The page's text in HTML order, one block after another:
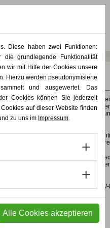
MERKLISTE (0)
Etagen besticht vor allem durch
auf der ersten Etage,
und hohe Decken vermitteln Weite
sorgen zudem ebenso für
der Künstlerin Karin
L-förmigen Zimmers sind ein
spielen, in die umliegende Natur
lassen.
außerdem ein Einbauschrank, TV,
Diese haben zwei Funktionen:
grundlegende Funktionalität
wir mit Hilfe der Cookies unsere
Hierzu werden pseudonymisierte
und ausgewertet. Das
Cookies können Sie jederzeit
auf dieser Website finden
zu uns im Impressum.
Alle Cookies akzeptieren